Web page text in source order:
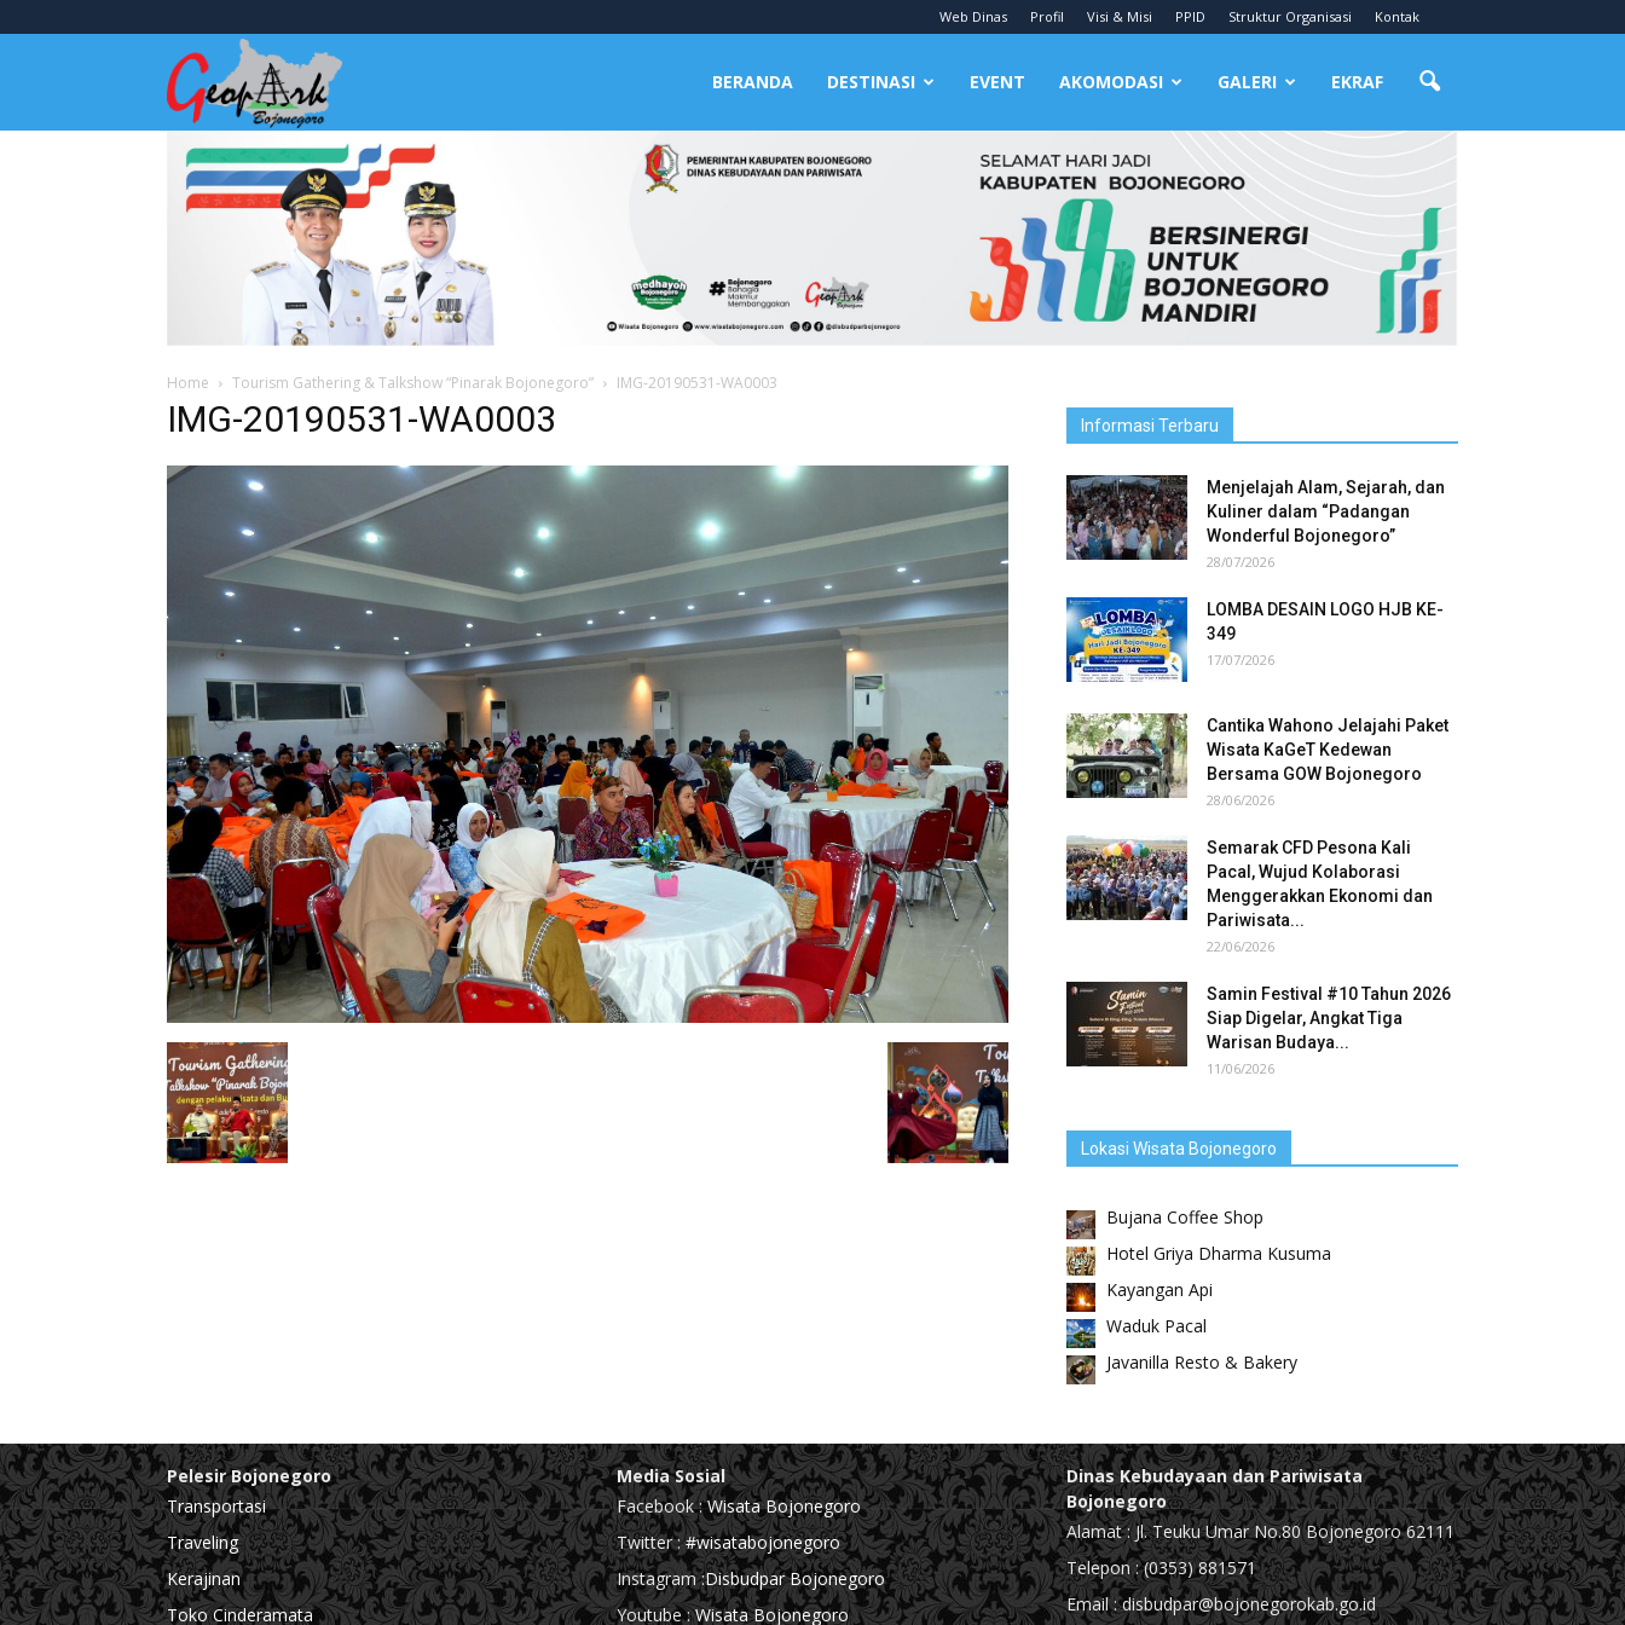
Web Dinas Profil Visi & Misi PPID Struktur Organisasi Kontak
Bojonegoro
BERANDA DESTINASI EVENT AKOMODASI GALERI EKRAF
Home Tourism Gathering & Talkshow “Pinarak Bojonegoro” IMG-20190531-WA0003
IMG-20190531-WA0003 Informasi Terbaru
Menjelajah Alam, Sejarah, dan
Kuliner dalam “Padangan
Wonderful Bojonegoro”
28/07/2026
LOMBA DESAIN LOGO HJB KE-
349
17/07/2026
Cantika Wahono Jelajahi Paket
Wisata KaGeT Kedewan
Bersama GOW Bojonegoro
28/06/2026
Semarak CFD Pesona Kali
Pacal, Wujud Kolaborasi
Menggerakkan Ekonomi dan
Pariwisata...
22/06/2026
Samin Festival #10 Tahun 2026
Siap Digelar, Angkat Tiga
Warisan Budaya...
11/06/2026
Lokasi Wisata Bojonegoro
Bujana Coffee Shop
Hotel Griya Dharma Kusuma
Kayangan Api
Waduk Pacal
Javanilla Resto & Bakery
Pelesir Bojonegoro
Transportasi
Traveling
Kerajinan
Toko Cinderamata
Media Sosial
Facebook :Wisata Bojonegoro
Twitter :#wisatabojonegoro
Instagram :Disbudpar Bojonegoro
Youtube :Wisata Bojonegoro
Dinas Kebudayaan dan Pariwisata
Bojonegoro
Alamat : Jl. Teuku Umar No.80 Bojonegoro 62111
Telepon : (0353) 881571
Email : disbudpar@bojonegorokab.go.id